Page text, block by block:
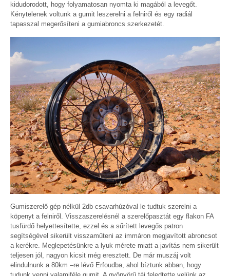
kidudorodott, hogy folyamatosan nyomta ki magából a levegőt.
Kénytelenek voltunk a gumit leszerelni a felniről és egy radiál
tapasszal megerősíteni a gumiabroncs szerkezetét.
Gumiszerelő gép nélkül 2db csavarhúzóval le tudtuk szerelni a
köpenyt a felniről. Visszaszerelésnél a szerelőpasztát egy flakon FA
tusfürdő helyettesítette, ezzel és a sűrített levegős patron
segítségével sikerült visszaműteni az immáron megjavított abroncsot
a kerékre. Meglepetésünkre a lyuk mérete miatt a javítás nem sikerült
teljesen jól, nagyon kicsit még eresztett. De már muszáj volt
elindulnunk a 80km –re lévő Erfoudba, ahol bíztunk abban, hogy